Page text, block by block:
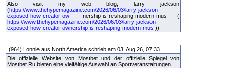
Also visit my web blog; larry jackson
(https://www.thehypemagazine.com/2026/06/03/larry-jackson-
exposed-how-creator-ow- nership-is-reshaping-modern-mus (
https://www.thehypemagazine.com/2026/06/03/larry-jackson-
exposed-how-creator-ownership-is-reshaping-modern-mus ))
(964) Lonnie aus North America schrieb am 03. Aug 26, 07:33
Die offizielle Website von Mostbet und der offizielle Spiegel von
Mostbet Ru bieten eine vielfältige Auswahl an Sportveranstaltungen.